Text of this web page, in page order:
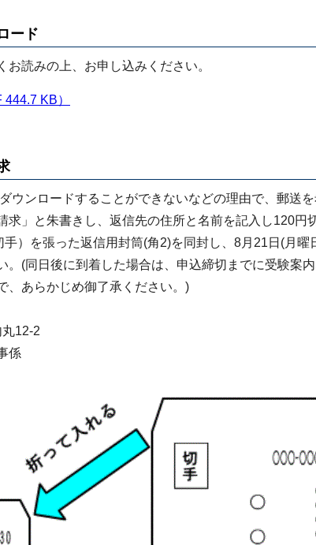
ード
お読みの上、お申し込みください。
KB）
ウンロードすることができないなどの理由で、郵送
求」と朱書きし、返信先の住所と名前を記入し120円
手）を張った返信用封筒(角2)を同封し、8月21日(月曜
。(同日後に到着した場合は、申込締切までに受験案
、あらかじめ御了承ください。)
12-2
係